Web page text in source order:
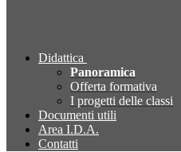
Didattica
Panoramica
Offerta formativa
I progetti delle classi
Documenti utili
Area I.D.A.
Contatti